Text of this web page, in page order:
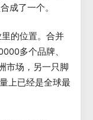
成了一个。
的位置。合并
多个品牌、
市场，另一只脚
上已经是全球最